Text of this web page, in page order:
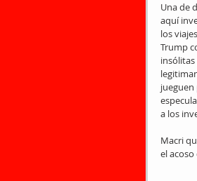
Una de
aquí
los
Trump
jueguen
a los
Macri
el